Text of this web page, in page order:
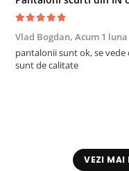
Vlad Bogdan, Acum 1 luna
pantalonii sunt ok, se vede
sunt de calitate
VEZI MAI